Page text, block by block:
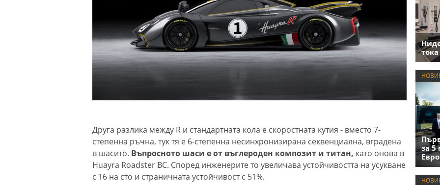
Друга разлика между R и стандартната кола е скоростната кутия - вместо 7-
степенна ръчна, тук тя е 6-степенна несинхронизирана секвенциална, вградена
в шасито. Въпросното шаси е от въглероден композит и титан, като онова в
Huayra Roadster BC. Според инженерите то увеличава устойчивостта на усукване
с 16 на сто и страничната устойчивост с 51%.
за 5